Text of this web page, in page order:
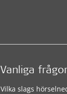
Vanliga
Vilka slags